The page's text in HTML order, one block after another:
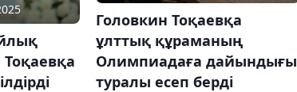
Головкин Тоқаевқа
ұлттық құраманың
Олимпиадаға дайындығы
туралы есеп берді